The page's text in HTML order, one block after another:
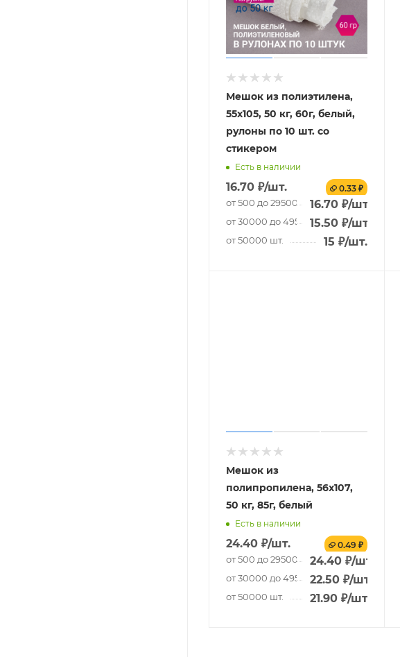
Мешок из полиэтилена,
55x105, 50 кг, 60г, белый,
рулоны по 10 шт. со
стикером
Есть в наличии
16.70 ₽/шт. 0.33 ₽
от 500 до 29500 шт.16.70 ₽/шт.
от 30000 до 49500 шт.
15.50 ₽/шт.
от 50000 шт. 15 ₽/шт.
Мешок из
полипропилена, 56x107,
50 кг, 85г, белый
Есть в наличии
24.40 ₽/шт. 0.49 ₽
от 500 до 29500 шт.24.40 ₽/шт.
от 30000 до 49500 шт.
22.50 ₽/шт.
от 50000 шт. 21.90 ₽/шт.